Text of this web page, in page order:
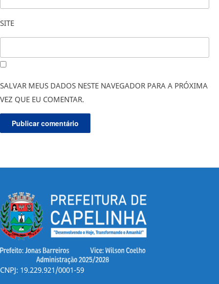
SITE
SALVAR MEUS DADOS NESTE NAVEGADOR PARA A PRÓXIMA
VEZ QUE EU COMENTAR.
CNPJ: 19.229.921/0001-59